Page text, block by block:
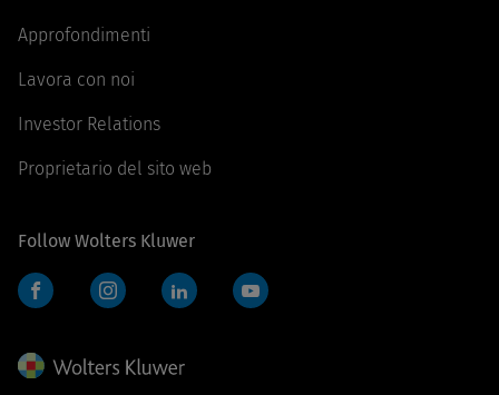
Approfondimenti
Lavora con noi
Investor Relations
Proprietario del sito web
Follow Wolters Kluwer